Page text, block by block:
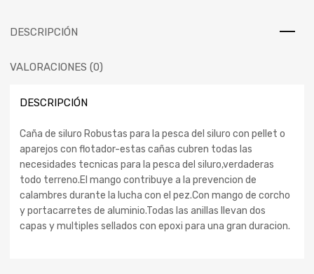
DESCRIPCIÓN
VALORACIONES (0)
DESCRIPCIÓN
Caña de siluro Robustas para la pesca del siluro con pellet o
aparejos con flotador-estas cañas cubren todas las
necesidades tecnicas para la pesca del siluro,verdaderas
todo terreno.El mango contribuye a la prevencion de
calambres durante la lucha con el pez.Con mango de corcho
y portacarretes de aluminio.Todas las anillas llevan dos
capas y multiples sellados con epoxi para una gran duracion.